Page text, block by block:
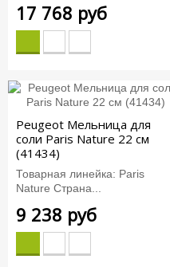
17 768 руб
Peugeot Мельница для
соли Paris Nature 22 см
(41434)
Товарная линейка: Paris
Nature Страна...
9 238 руб